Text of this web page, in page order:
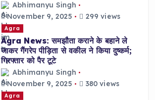
Abhimanyu Singh
November 9, 2025
299 views
Agra
Agra News: समझौता कराने के बहाने ले
जाकर गैंगरेप पीड़िता से वकील ने किया दुष्कर्म;
गिरफ्तार को पैर टूटे
Abhimanyu Singh
November 9, 2025
380 views
Agra